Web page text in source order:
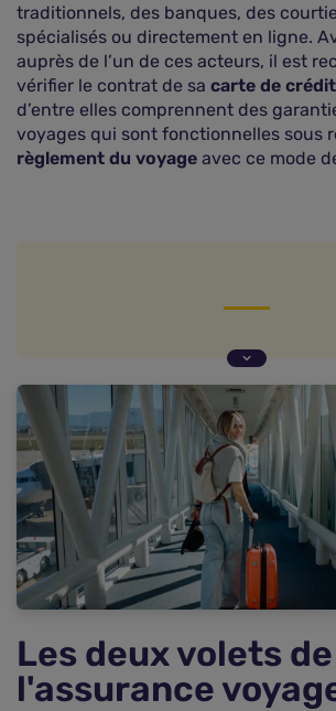
traditionnels, des banques, des
spécialisés ou directement en ligne.
auprès de l’un de ces acteurs, il est
vérifier le contrat de sa carte de crédit
d’entre elles comprennent des
voyages qui sont fonctionnelles sous
règlement du voyage avec ce mode
La garantie rapatriement, cœur de
Le déroulement d'un rapatriement
Un découpage du monde en zones
couverture
Une prise en charge limitée par des
Des frais médicaux qui peuvent
Des frais plus modérés en Europe
Des renforts pour une meilleure
Les deux volets de
l'assurance